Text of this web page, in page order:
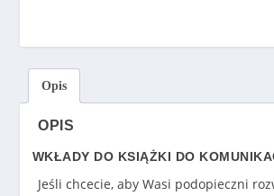
9
0
d
o
Opis
OPIS
WKŁADY DO KSIĄŻKI DO
Jeśli chcecie, aby Wasi podopieczni